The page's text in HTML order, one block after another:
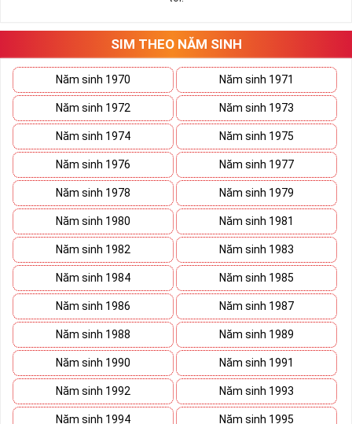
Với những người có mệnh hợp với con số 8 này thường thì họ sẽ
vào quá trình làm việc, họ luôn biết giữ kỷ luật, có cá tính và ý chí
Khi làm việc họ luôn biết cách sáng tạo, dồn toàn bộ tâm huyết
cho công việc.
Như vậy, sim lục quý 8 là sự hội tụ của 6 số 8 tạo nên một bản điệp
khúc với sự phát tài, phát lộc, phát thuận lợi. Sử dụngsim số
đẹp lục quý8 đồng nghĩa với việc bạn đến gần hơn với thần may
mắn cũng như gần hơn với sự thành công.
Số 8 thuộc hành Thổ, do vậy sim lục quý 8 rất thích hợp với những
người thuộc mệnh Thổ và mệnh Kim. Những người mệnh khác
cũng có thể sử dụng nhưng cần kết hợp với những đầu số phù hợp.
Sim đẹp lục quý 8 là sim số đẹp có giá trị cao thứ hai trong dòng
sim tứ quý. Đây là số điện thoại may mắn, nhiều tài lộc, được nhiều
doanh nhân quan tâm và lựa chọn sử dụng.
Phương pháp chọn sim số đẹp lục quý 8
SIM THEO NĂM SINH
Năm sinh 1970 Năm sinh 1971
Năm sinh 1972 Năm sinh 1973
Năm sinh 1974 Năm sinh 1975
Năm sinh 1976 Năm sinh 1977
Năm sinh 1978 Năm sinh 1979
Năm sinh 1980 Năm sinh 1981
Năm sinh 1982 Năm sinh 1983
Năm sinh 1984 Năm sinh 1985
Năm sinh 1986 Năm sinh 1987
Năm sinh 1988 Năm sinh 1989
Năm sinh 1990 Năm sinh 1991
Năm sinh 1992 Năm sinh 1993
Năm sinh 1994 Năm sinh 1995